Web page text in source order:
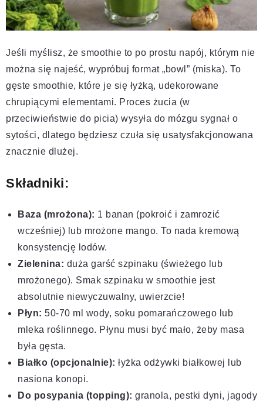
Jeśli myślisz, że smoothie to po prostu napój, którym nie
można się najeść, wypróbuj format „bowl” (miska). To
gęste smoothie, które je się łyżką, udekorowane
chrupiącymi elementami. Proces żucia (w
przeciwieństwie do picia) wysyła do mózgu sygnał o
sytości, dlatego będziesz czuła się usatysfakcjonowana
znacznie dlużej.
Składniki:
Baza (mrożona): 1 banan (pokroić i zamrozić
wcześniej) lub mrożone mango. To nada kremową
konsystencję lodów.
Zielenina: duża garść szpinaku (świeżego lub
mrożonego). Smak szpinaku w smoothie jest
absolutnie niewyczuwalny, uwierzcie!
Płyn: 50-70 ml wody, soku pomarańczowego lub
mleka roślinnego. Płynu musi być mało, żeby masa
była gęsta.
Białko (opcjonalnie): łyżka odżywki białkowej lub
nasiona konopi.
Do posypania (topping): granola, pestki dyni, jagody